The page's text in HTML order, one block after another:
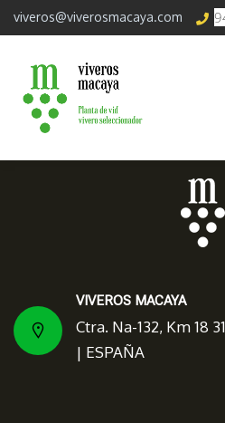
viveros@viverosmacaya.com
VIVEROS MACAYA
Ctra. Na-132, Km 18
| ESPAÑA